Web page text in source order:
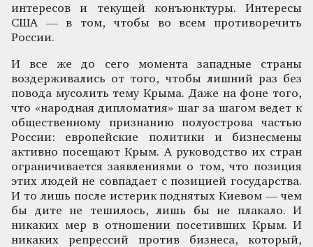
интересов и текущей конъюнктуры. Интересы
США — в том, чтобы во всем противоречить
России.
И все же до сего момента западные страны
воздерживались от того, чтобы лишний раз без
повода мусолить тему Крыма. Даже на фоне того,
что «народная дипломатия» шаг за шагом ведет к
общественному признанию полуострова частью
России: европейские политики и бизнесмены
активно посещают Крым. А руководство их стран
ограничивается заявлениями о том, что позиция
этих людей не совпадает с позицией государства.
И то лишь после истерик поднятых Киевом — чем
бы дите не тешилось, лишь бы не плакало. И
никаких мер в отношении посетивших Крым. И
никаких репрессий против бизнеса, который,